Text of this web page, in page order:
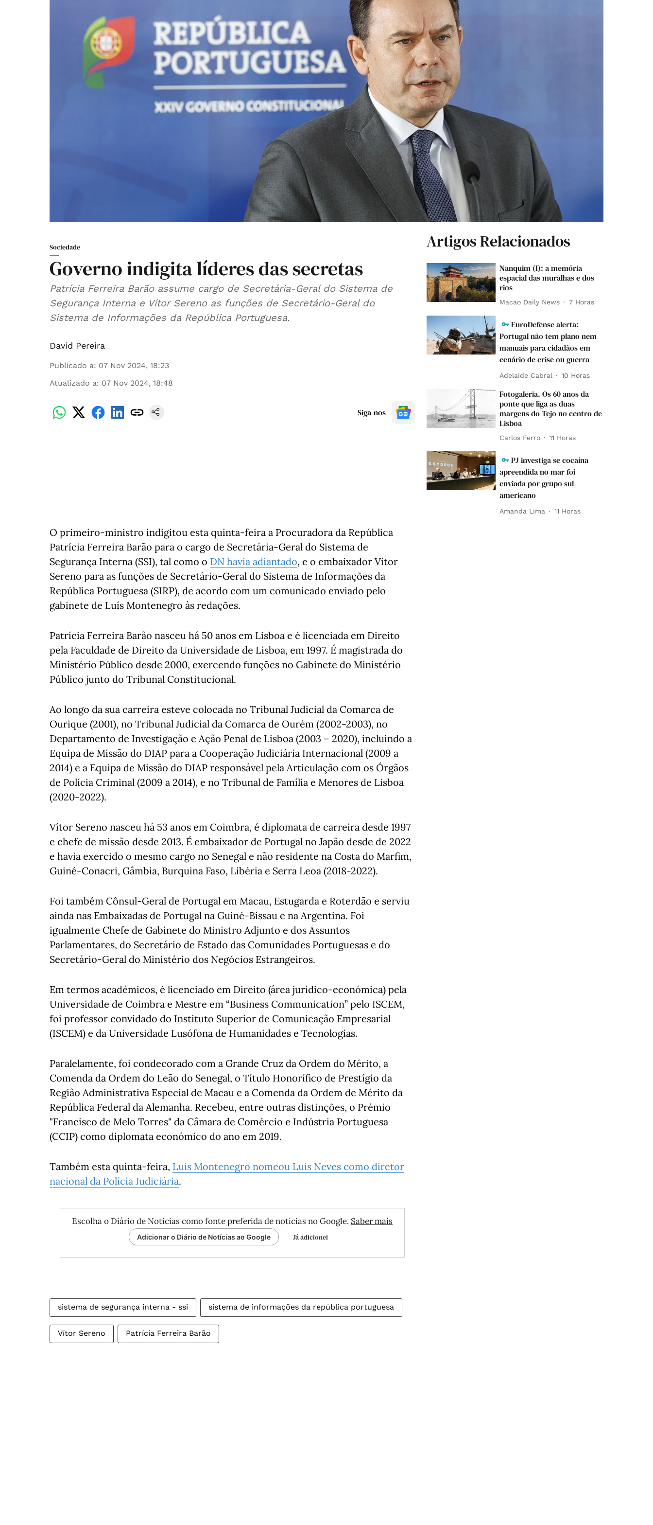
Sociedade
Governo indigita líderes das secretas
Patrícia Ferreira Barão assume cargo de Secretária-Geral do Sistema de
Segurança Interna e Vítor Sereno as funções de Secretário-Geral do
Sistema de Informações da República Portuguesa.
David Pereira
Publicado a: 07 Nov 2024, 18:23
Atualizado a: 07 Nov 2024, 18:48
Siga-nos
O primeiro-ministro indigitou esta quinta-feira a Procuradora da República
Patrícia Ferreira Barão para o cargo de Secretária-Geral do Sistema de
Segurança Interna (SSI), tal como o DN havia adiantado, e o embaixador Vítor
Sereno para as funções de Secretário-Geral do Sistema de Informações da
República Portuguesa (SIRP), de acordo com um comunicado enviado pelo
gabinete de Luís Montenegro às redações.
Patrícia Ferreira Barão nasceu há 50 anos em Lisboa e é licenciada em Direito
pela Faculdade de Direito da Universidade de Lisboa, em 1997. É magistrada do
Ministério Público desde 2000, exercendo funções no Gabinete do Ministério
Público junto do Tribunal Constitucional.
Ao longo da sua carreira esteve colocada no Tribunal Judicial da Comarca de
Ourique (2001), no Tribunal Judicial da Comarca de Ourém (2002-2003), no
Departamento de Investigação e Ação Penal de Lisboa (2003 – 2020), incluindo a
Equipa de Missão do DIAP para a Cooperação Judiciária Internacional (2009 a
2014) e a Equipa de Missão do DIAP responsável pela Articulação com os Órgãos
de Polícia Criminal (2009 a 2014), e no Tribunal de Família e Menores de Lisboa
(2020-2022).
Vítor Sereno nasceu há 53 anos em Coimbra, é diplomata de carreira desde 1997
e chefe de missão desde 2013. É embaixador de Portugal no Japão desde de 2022
e havia exercido o mesmo cargo no Senegal e não residente na Costa do Marfim,
Guiné-Conacri, Gâmbia, Burquina Faso, Libéria e Serra Leoa (2018-2022).
Foi também Cônsul-Geral de Portugal em Macau, Estugarda e Roterdão e serviu
ainda nas Embaixadas de Portugal na Guiné-Bissau e na Argentina. Foi
igualmente Chefe de Gabinete do Ministro Adjunto e dos Assuntos
Parlamentares, do Secretário de Estado das Comunidades Portuguesas e do
Secretário-Geral do Ministério dos Negócios Estrangeiros.
Em termos académicos, é licenciado em Direito (área jurídico-económica) pela
Universidade de Coimbra e Mestre em “Business Communication” pelo ISCEM,
foi professor convidado do Instituto Superior de Comunicação Empresarial
(ISCEM) e da Universidade Lusófona de Humanidades e Tecnologias.
Paralelamente, foi condecorado com a Grande Cruz da Ordem do Mérito, a
Comenda da Ordem do Leão do Senegal, o Título Honorífico de Prestígio da
Região Administrativa Especial de Macau e a Comenda da Ordem de Mérito da
República Federal da Alemanha. Recebeu, entre outras distinções, o Prémio
"Francisco de Melo Torres" da Câmara de Comércio e Indústria Portuguesa
(CCIP) como diplomata económico do ano em 2019.
Também esta quinta-feira, Luís Montenegro nomeou Luís Neves como diretor
nacional da Polícia Judiciária.
Escolha o Diário de Notícias como fonte preferida de notícias no Google. Saber mais
Adicionar o Diário de Notícias ao Google Já adicionei
sistema de segurança interna - ssi sistema de informações da república portuguesa
Vítor Sereno Patrícia Ferreira Barão
Artigos Relacionados
Nanquim (I): a memória
espacial das muralhas e dos
rios
Macao Daily News 7 Horas
EuroDefense alerta:
Portugal não tem plano nem
manuais para cidadãos em
cenário de crise ou guerra
Adelaide Cabral 10 Horas
Fotogaleria. Os 60 anos da
ponte que liga as duas
margens do Tejo no centro de
Lisboa
Carlos Ferro 11 Horas
PJ investiga se cocaína
apreendida no mar foi
enviada por grupo sul-
americano
Amanda Lima 11 Horas